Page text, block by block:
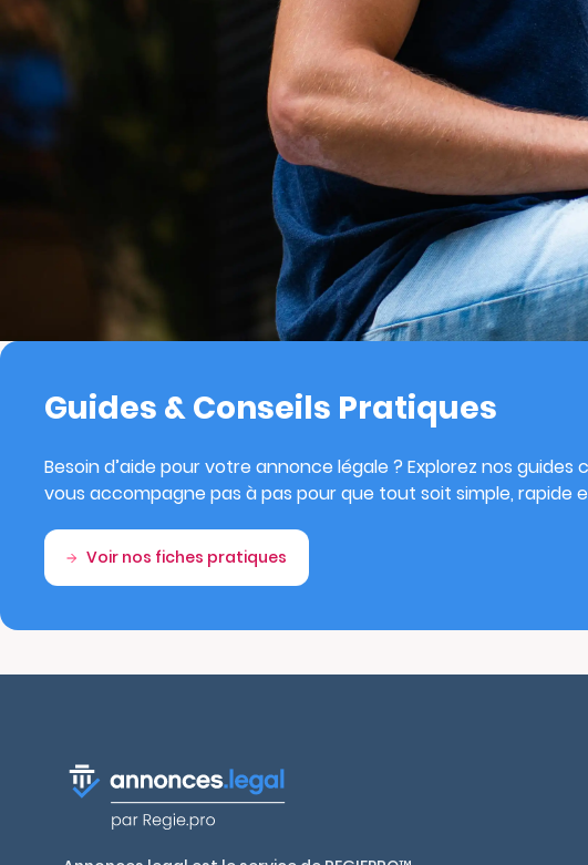
Guides & Conseils Pratiques
Besoin d’aide pour votre annonce légale ? Explorez nos
vous accompagne pas à pas pour que tout soit simple, rapide
Voir nos fiches pratiques